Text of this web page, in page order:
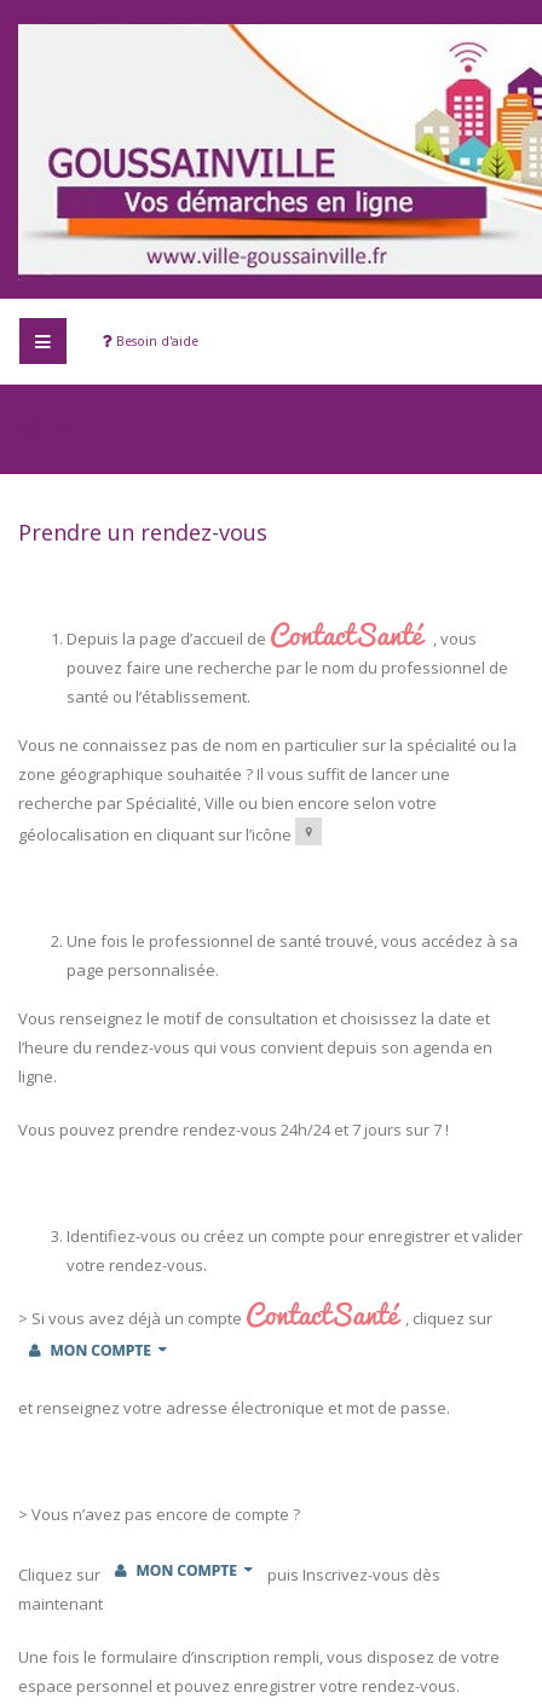
Besoin d'aide
Prendre un rendez-vous
Depuis la page d’accueil de
, vous
pouvez faire une recherche par le nom du professionnel de
santé ou l’établissement.
Vous ne connaissez pas de nom en particulier sur la spécialité ou la
zone géographique souhaitée ? Il vous suffit de lancer une
recherche par Spécialité, Ville ou bien encore selon votre
géolocalisation en cliquant sur l’icône
Une fois le professionnel de santé trouvé, vous accédez à sa
page personnalisée.
Vous renseignez le motif de consultation et choisissez la date et
l’heure du rendez-vous qui vous convient depuis son agenda en
ligne.
Vous pouvez prendre rendez-vous 24h/24 et 7 jours sur 7 !
Identifiez-vous ou créez un compte pour enregistrer et valider
votre rendez-vous.
> Si vous avez déjà un compte , cliquez sur
et renseignez votre adresse électronique et mot de passe.
> Vous n’avez pas encore de compte ?
Cliquez sur
puis Inscrivez-vous dès
maintenant
Une fois le formulaire d’inscription rempli, vous disposez de votre
espace personnel et pouvez enregistrer votre rendez-vous.